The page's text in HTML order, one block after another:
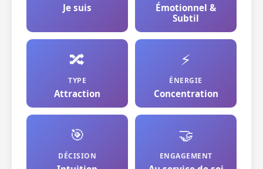
Je suis
Émotionnel &
Subtil
🔀
TYPE
Attraction
⚡
ÉNERGIE
Concentration
🎯
DÉCISION
🤝
ENGAGEMENT